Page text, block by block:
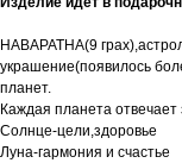
НАВАРАТНА(9
украшение(появилось
планет.
Каждая планета отвечает
Солнце-цели,здоровье
Луна-гармония и счастье